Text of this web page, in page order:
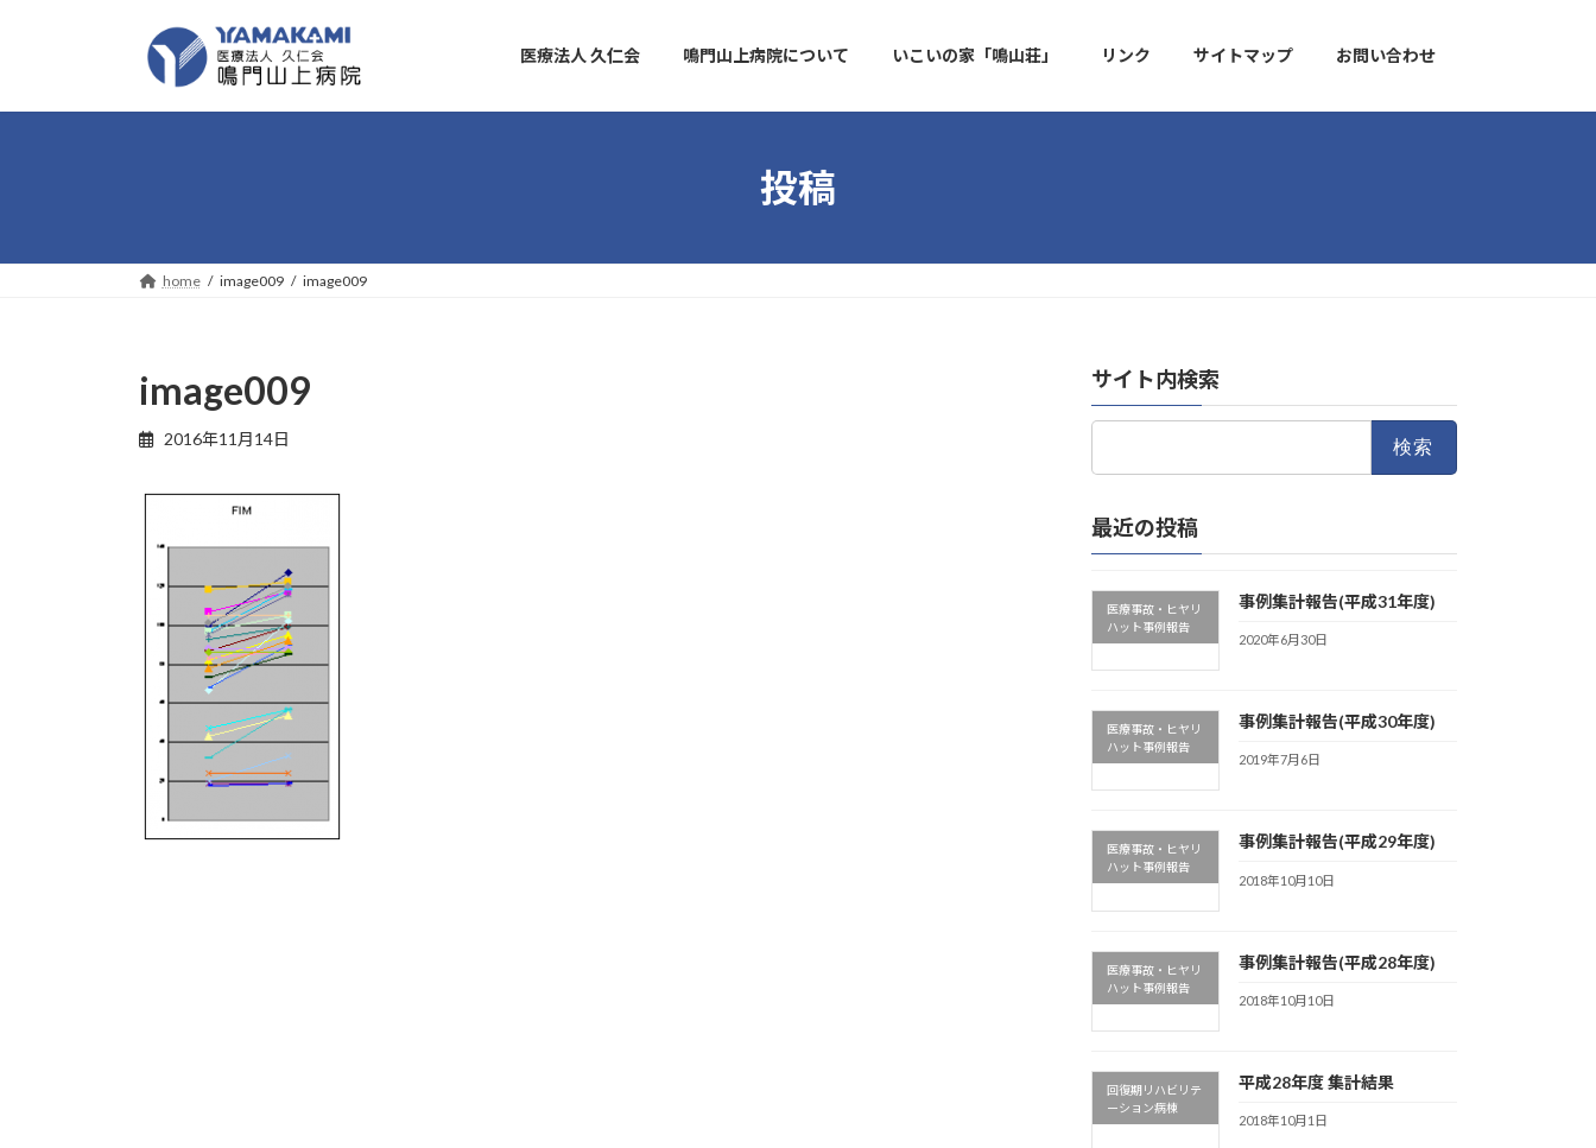
プ
動
医療法人 久仁会 鳴門山上病院について いこいの家「鳴山荘」 リンク サイトマップ お問い合わせ
投稿
home image009 image009
image009
2016年11月14日
サイト内検索
最近の投稿
医療事故・ヒヤリ
ハット事例報告
事例集計報告(平成31年度)
2020年6月30日
医療事故・ヒヤリ
ハット事例報告
事例集計報告(平成30年度)
2019年7月6日
医療事故・ヒヤリ
ハット事例報告
事例集計報告(平成29年度)
2018年10月10日
医療事故・ヒヤリ
ハット事例報告
事例集計報告(平成28年度)
2018年10月10日
回復期リハビリテ
ーション病棟
平成28年度 集計結果
2018年10月1日